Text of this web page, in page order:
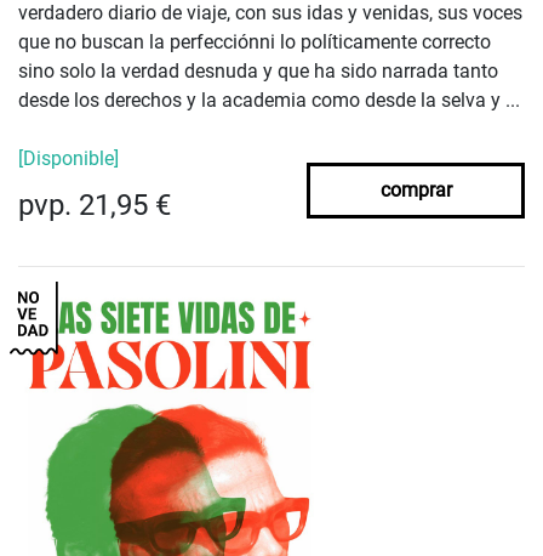
verdadero diario de viaje, con sus idas y venidas, sus voces
que no buscan la perfecciónni lo políticamente correcto
sino solo la verdad desnuda y que ha sido narrada tanto
desde los derechos y la academia como desde la selva y ...
[Disponible]
pvp. 21,95 € comprar